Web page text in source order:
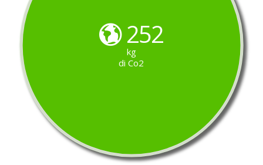
252
kg
di Co2